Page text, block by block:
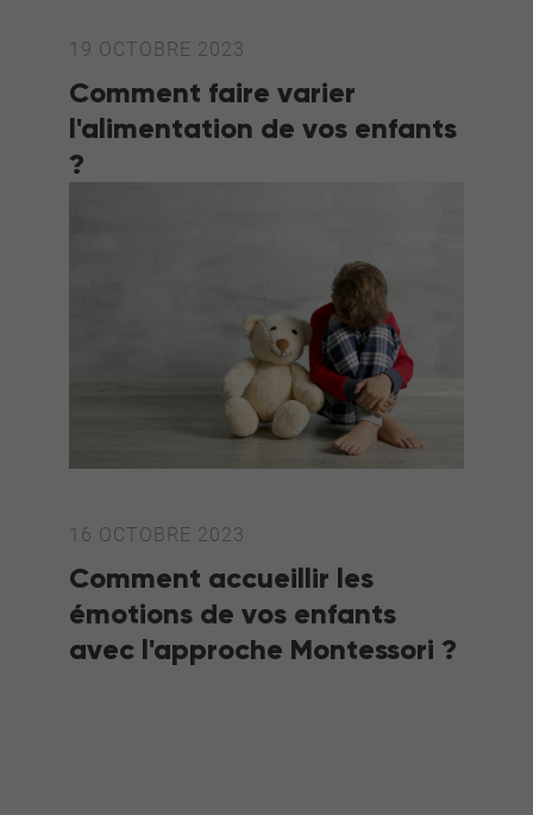
19 OCTOBRE 2023
Comment faire varier
l'alimentation de vos enfants
?
16 OCTOBRE 2023
Comment accueillir les
émotions de vos enfants
avec l'approche Montessori ?